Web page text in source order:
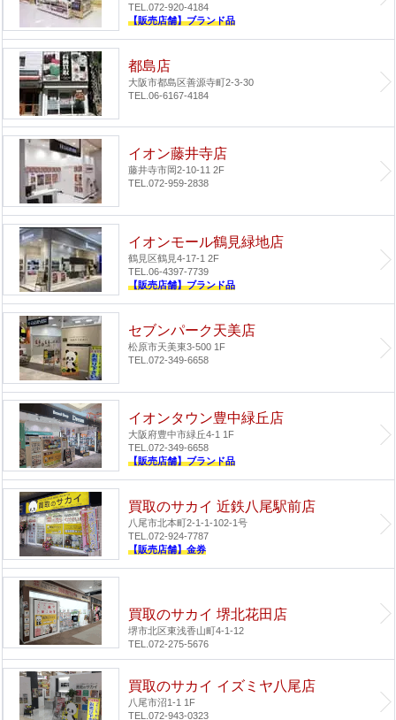
TEL.072-920-4184
【販売店舗】ブランド品
都島店
大阪市都島区善源寺町2-3-30
TEL.06-6167-4184
イオン藤井寺店
藤井寺市岡2-10-11 2F
TEL.072-959-2838
イオンモール鶴見緑地店
鶴見区鶴見4-17-1 2F
TEL.06-4397-7739
【販売店舗】ブランド品
セブンパーク天美店
松原市天美東3-500 1F
TEL.072-349-6658
イオンタウン豊中緑丘店
大阪府豊中市緑丘4-1 1F
TEL.072-349-6658
【販売店舗】ブランド品
買取のサカイ 近鉄八尾駅前店
八尾市北本町2-1-1-102-1号
TEL.072-924-7787
【販売店舗】金券
買取のサカイ 堺北花田店
堺市北区東浅香山町4-1-12
TEL.072-275-5676
買取のサカイ イズミヤ八尾店
八尾市沼1-1 1F
TEL.072-943-0323